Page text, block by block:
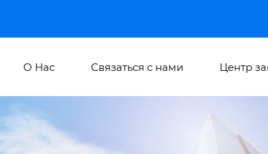
О Hас Связаться с нами Центр